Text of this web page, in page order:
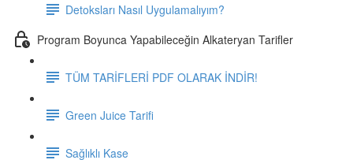
Detoksları Nasıl Uygulamalıyım?
Program Boyunca Yapabileceğin Alkateryan Tarifler
TÜM TARİFLERİ PDF OLARAK İNDİR!
Green Juice Tarifi
Sağlıklı Kase